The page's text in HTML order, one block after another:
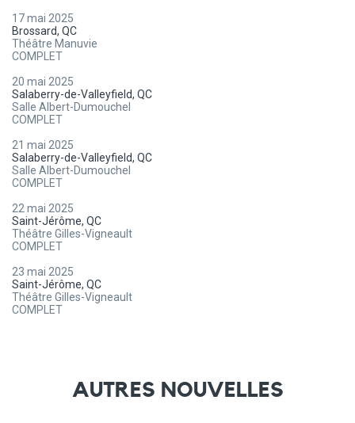
17 mai 2025
Brossard, QC
Théâtre Manuvie
COMPLET
20 mai 2025
Salaberry-de-Valleyfield, QC
Salle Albert-Dumouchel
COMPLET
21 mai 2025
Salaberry-de-Valleyfield, QC
Salle Albert-Dumouchel
COMPLET
22 mai 2025
Saint-Jérôme, QC
Théâtre Gilles-Vigneault
COMPLET
23 mai 2025
Saint-Jérôme, QC
Théâtre Gilles-Vigneault
COMPLET
AUTRES NOUVELLES